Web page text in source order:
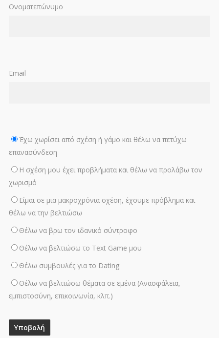
Ονοματεπώνυμο
Email
Έχω χωρίσει από σχέση ή γάμο και θέλω να πετύχω
επανασύνδεση
Η σχέση μου έχει προβλήματα και θέλω να προλάβω τον
χωρισμό
Είμαι σε μια μακροχρόνια σχέση, έχουμε πρόβλημα και
θέλω να την βελτιώσω
Θέλω να βρω τον ιδανικό σύντροφο
Θέλω να βελτιώσω το Text Game μου
Θέλω συμβουλές για το Dating
Θέλω να βελτιώσω θέματα σε εμένα (Ανασφάλεια,
εμπιστοσύνη, επικοινωνία, κλπ.)